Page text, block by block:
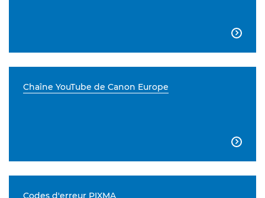

Chaîne YouTube de Canon Europe

Codes d'erreur PIXMA